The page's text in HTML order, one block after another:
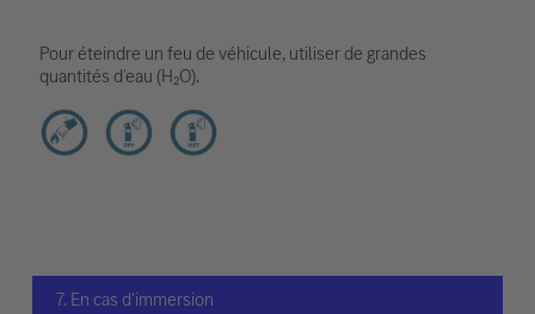
Pour éteindre un feu de véhicule, utiliser de grandes
quantités d’eau (H₂O).
7. En cas d'immersion